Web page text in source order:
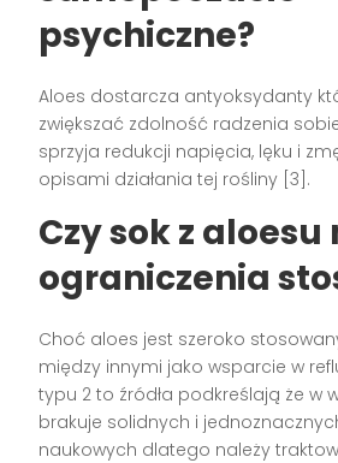
psychiczne?
Aloes dostarcza antyoksydanty
zwiększać zdolność radzenia
sprzyja redukcji napięcia, lęku i
opisami działania tej rośliny [3].
Czy sok z aloesu
ograniczenia
Choć aloes jest szeroko
między innymi jako wsparcie w
typu 2 to źródła podkreślają że w
brakuje solidnych i
naukowych dlatego należy